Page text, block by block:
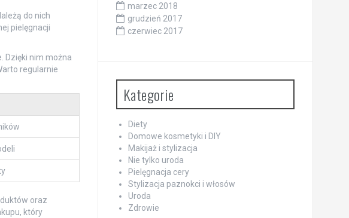
do nich
pielęgnacji
Dzięki nim można
regularnie
oraz
który
marzec 2018
grudzień 2017
czerwiec 2017
Kategorie
Diety
Domowe kosmetyki i DIY
Makijaż i stylizacja
Nie tylko uroda
Pielęgnacja cery
Stylizacja paznokci i włosów
Uroda
Zdrowie